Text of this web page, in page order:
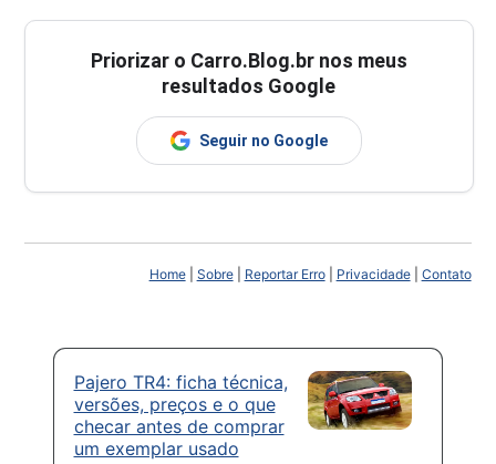
Priorizar o Carro.Blog.br nos meus
resultados Google
Seguir no Google
Home| Sobre| Reportar Erro| Privacidade| Contato
Pajero TR4: ficha técnica,
versões, preços e o que
checar antes de comprar
um exemplar usado